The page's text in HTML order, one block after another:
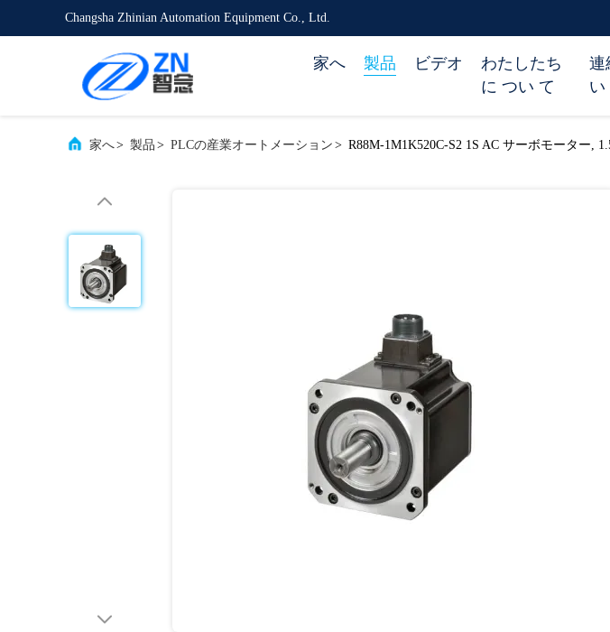
Changsha Zhinian Automation Equipment Co., Ltd.
家へ 製品 ビデオ
わたしたち
に つい て
連
い
家へ> 製品 > PLCの産業オートメーション > R88M-1M1K520C-S2 1S AC サーボモーター,